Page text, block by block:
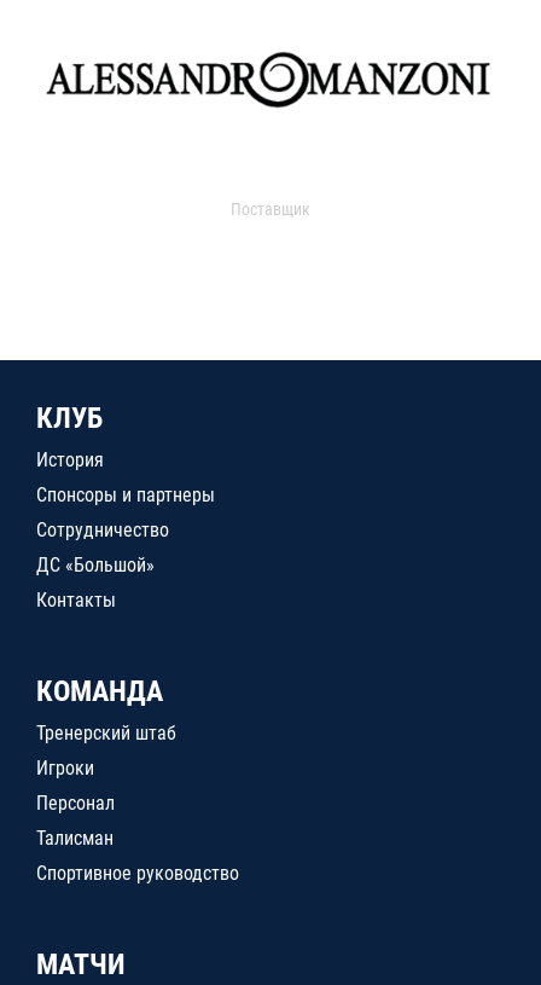
Поставщик
КЛУБ
История
Спонсоры и партнеры
Сотрудничество
ДС «Большой»
Контакты
КОМАНДА
Тренерский штаб
Игроки
Персонал
Талисман
Спортивное руководство
МАТЧИ